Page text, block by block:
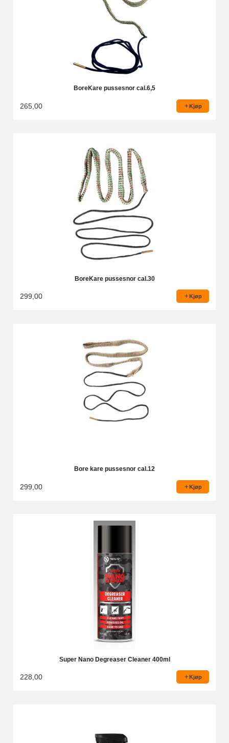
BoreKare pussesnor cal.6,5
265,00 Kjøp
BoreKare pussesnor cal.30
299,00 Kjøp
Bore kare pussesnor cal.12
299,00 Kjøp
Super Nano Degreaser Cleaner 400ml
228,00 Kjøp